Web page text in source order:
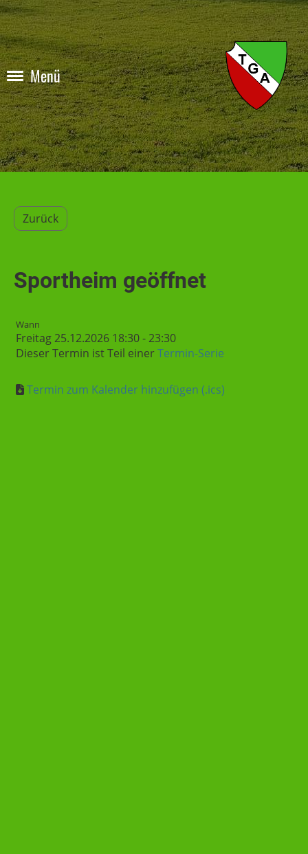
Menü
Zurück
Sportheim geöffnet
Wann
Freitag 25.12.2026 18:30 - 23:30
Dieser Termin ist Teil einerTermin-Serie
Termin zum Kalender hinzufügen (.ics)